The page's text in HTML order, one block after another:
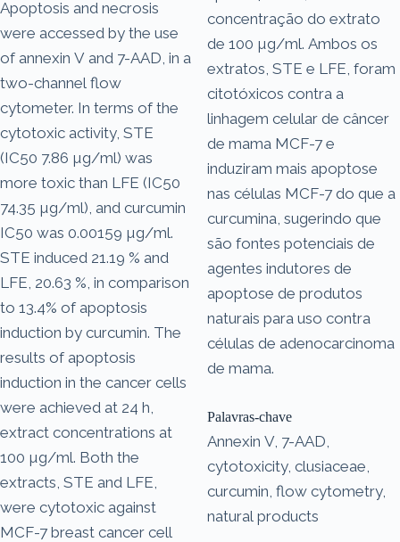
Apoptosis and necrosis
were accessed by the use
of annexin V and 7-AAD, in a
two-channel flow
cytometer. In terms of the
cytotoxic activity, STE
(IC50 7.86 µg/ml) was
more toxic than LFE (IC50
74.35 µg/ml), and curcumin
IC50 was 0.00159 µg/ml.
STE induced 21.19 % and
LFE, 20.63 %, in comparison
to 13.4% of apoptosis
induction by curcumin. The
results of apoptosis
induction in the cancer cells
were achieved at 24 h,
extract concentrations at
100 µg/ml. Both the
extracts, STE and LFE,
were cytotoxic against
MCF-7 breast cancer cell
concentração do extrato
de 100 µg/ml. Ambos os
extratos, STE e LFE, foram
citotóxicos contra a
linhagem celular de câncer
de mama MCF-7 e
induziram mais apoptose
nas células MCF-7 do que a
curcumina, sugerindo que
são fontes potenciais de
agentes indutores de
apoptose de produtos
naturais para uso contra
células de adenocarcinoma
de mama.
Palavras-chave
Annexin V, 7-AAD,
cytotoxicity, clusiaceae,
curcumin, flow cytometry,
natural products